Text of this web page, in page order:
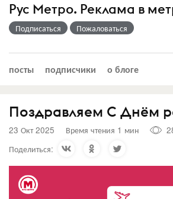
Рус Метро. Реклама в
Подписаться Пожаловаться
посты подписчики о блоге
Поздравляем С Днём
23 Окт 2025 Время чтения 1 мин
Поделиться: